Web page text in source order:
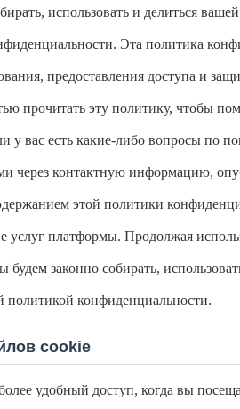
использовать и делиться
Эта политика
предоставления доступа и
прочитать эту политику, чтобы
у вас есть какие-либо вопросы по
через контактную информацию,
этой политики
услуг платформы. Продолжая
будем законно собирать,
политикой конфиденциальности.
cookie
удобный доступ, когда вы